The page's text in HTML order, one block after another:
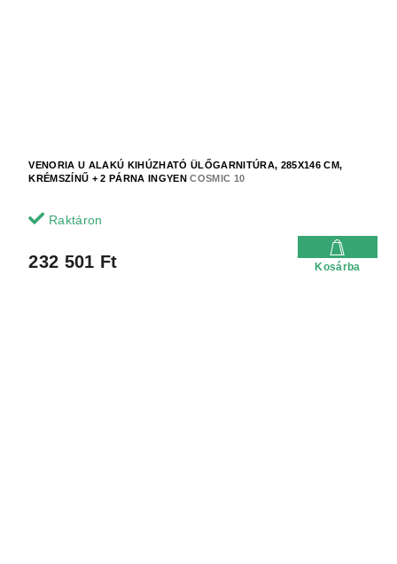
VENORIA U ALAKÚ KIHÚZHATÓ ÜLŐGARNITÚRA, 285X146 CM,
KRÉMSZÍNŰ + 2 PÁRNA INGYENCOSMIC 10
Raktáron
232 501 Ft Kosárba